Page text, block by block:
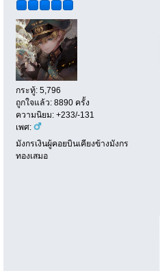
กระทู้: 5,796
ถูกใจแล้ว: 8890 ครั้ง
ความนิยม: +233/-131
เพศ:
มังกรเงินผู้คอยบินเคียงข้างมังกร
ทองเสมอ